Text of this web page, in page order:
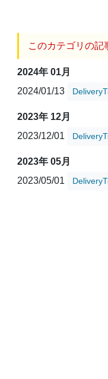
このカテゴリの記
2024年 01月
2024/01/13
2023年 12月
2023/12/01
2023年 05月
2023/05/01